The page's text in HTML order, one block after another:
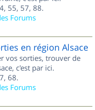
55, 57, 88.
Forums
en région Alsace
vos sorties, trouver de
c'est par ici.
68.
Forums